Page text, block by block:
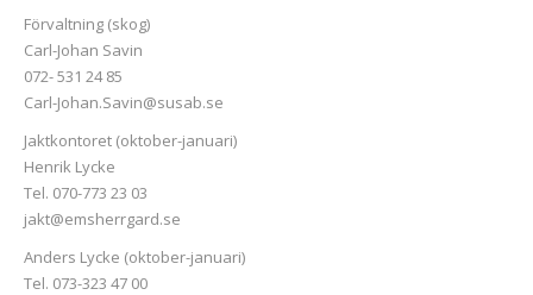
Förvaltning (skog)
Carl-Johan Savin
072- 531 24 85
Carl-Johan.Savin@susab.se
Jaktkontoret (oktober-januari)
Henrik Lycke
Tel. 070-773 23 03
jakt@emsherrgard.se
Anders Lycke (oktober-januari)
Tel. 073-323 47 00